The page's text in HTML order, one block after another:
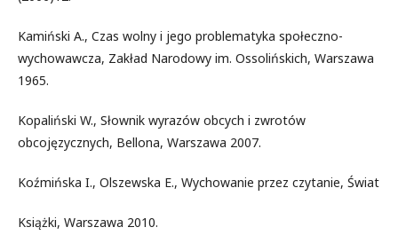
Kamiński A., Czas wolny i jego problematyka społeczno-
wychowawcza, Zakład Narodowy im. Ossolińskich, Warszawa
1965.
Kopaliński W., Słownik wyrazów obcych i zwrotów
obcojęzycznych, Bellona, Warszawa 2007.
Koźmińska I., Olszewska E., Wychowanie przez czytanie, Świat
Książki, Warszawa 2010.